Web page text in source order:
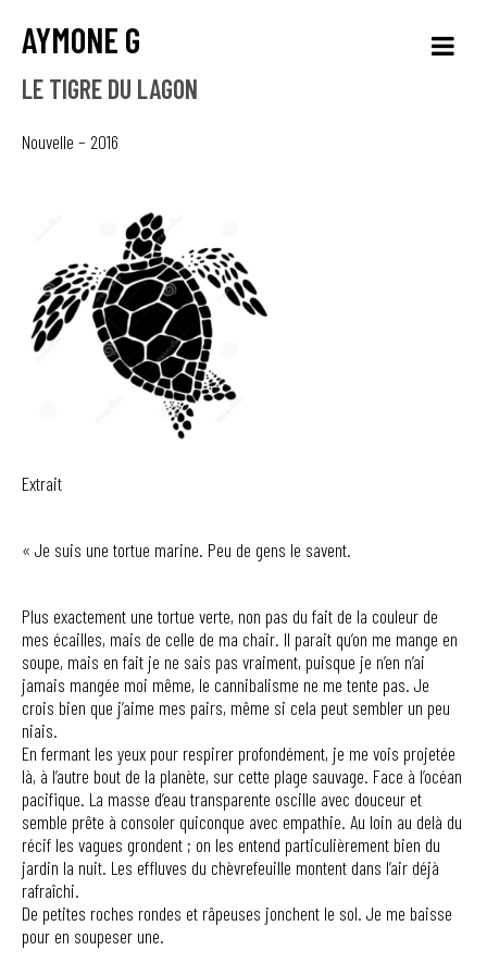
AYMONE G
LE TIGRE DU LAGON
Nouvelle – 2016
Extrait
« Je suis une tortue marine. Peu de gens le savent.
Plus exactement une tortue verte, non pas du fait de la couleur de
mes écailles, mais de celle de ma chair. Il parait qu’on me mange en
soupe, mais en fait je ne sais pas vraiment, puisque je n’en n’ai
jamais mangée moi même, le cannibalisme ne me tente pas. Je
crois bien que j’aime mes pairs, même si cela peut sembler un peu
niais.
En fermant les yeux pour respirer profondément, je me vois projetée
là, à l’autre bout de la planète, sur cette plage sauvage. Face à l’océan
pacifique. La masse d’eau transparente oscille avec douceur et
semble prête à consoler quiconque avec empathie. Au loin au delà du
récif les vagues grondent ; on les entend particulièrement bien du
jardin la nuit. Les effluves du chèvrefeuille montent dans l’air déjà
rafraîchi.
De petites roches rondes et râpeuses jonchent le sol. Je me baisse
pour en soupeser une.